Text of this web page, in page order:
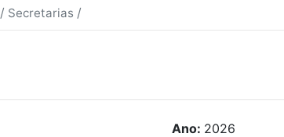
/ Secretarias /
Ano: 2026